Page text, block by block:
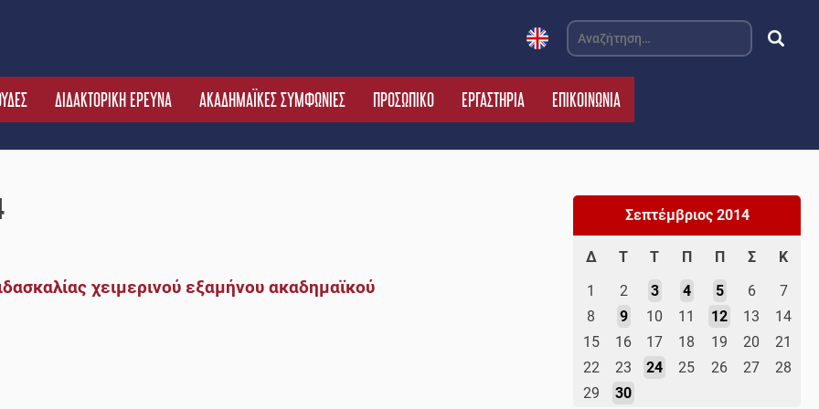
Αναζήτηση
για:
ΔΙΔΑΚΤΟΡΙΚΗ ΕΡΕΥΝΑ ΑΚΑΔΗΜΑΪΚΕΣ ΣΥΜΦΩΝΙΕΣ ΠΡΟΣΩΠΙΚΟ ΕΡΓΑΣΤΗΡΙΑ ΕΠΙΚΟΙΝΩΝΙΑ
χειμερινού εξαμήνου ακαδημαϊκού
Σεπτέμβριος 2014
Δ Τ Τ Π Π Σ
Κ
1
2 3 4 5 6
7
8
9 10 11 12 13
14
15
16 17 18 19 20
21
22
23 24 25 26 27
28
29
30